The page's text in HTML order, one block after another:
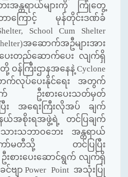
းအန္တရာယ်များကို ကြုံတွေ့
ာကြောင့် မုန်တိုင်းဒဏ်ခံ
School Cum Shelter
အဆောက်အဦများအား
ပေးတည်ဆောက်ပေး လျက်ရှိ
န်ကြီးဌာနအနေနဲ့ Cyclone
ောက်လုပ်ပေးနိုင်ရေး အတွက်
ဦးစားပေးသတ်မှတ်
ြီး အရေးကြီးလိုအပ် ချက်
ယ်အစိုးရအဖွဲ့ရဲ့ တင်ပြချက်
သားသဘာဝဘေး အန္တရာယ်
ကော်မတီသို့ တင်ပြပြီး
းစားပေးဆောင်ရွက် လျက်ရှိ
င်ဗျာ Power Point အသုံးပြု